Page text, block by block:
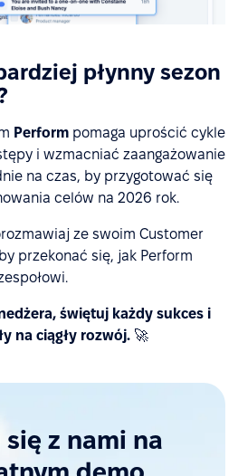
płynny sezon
Perform pomaga uprościć cykle
i wzmacniać zaangażowanie
na czas, by przygotować się
celów na 2026 rok.
ze swoim Customer
przekonać się, jak Perform
świętuj każdy sukces i
na ciągły rozwój. 🚀
z nami na